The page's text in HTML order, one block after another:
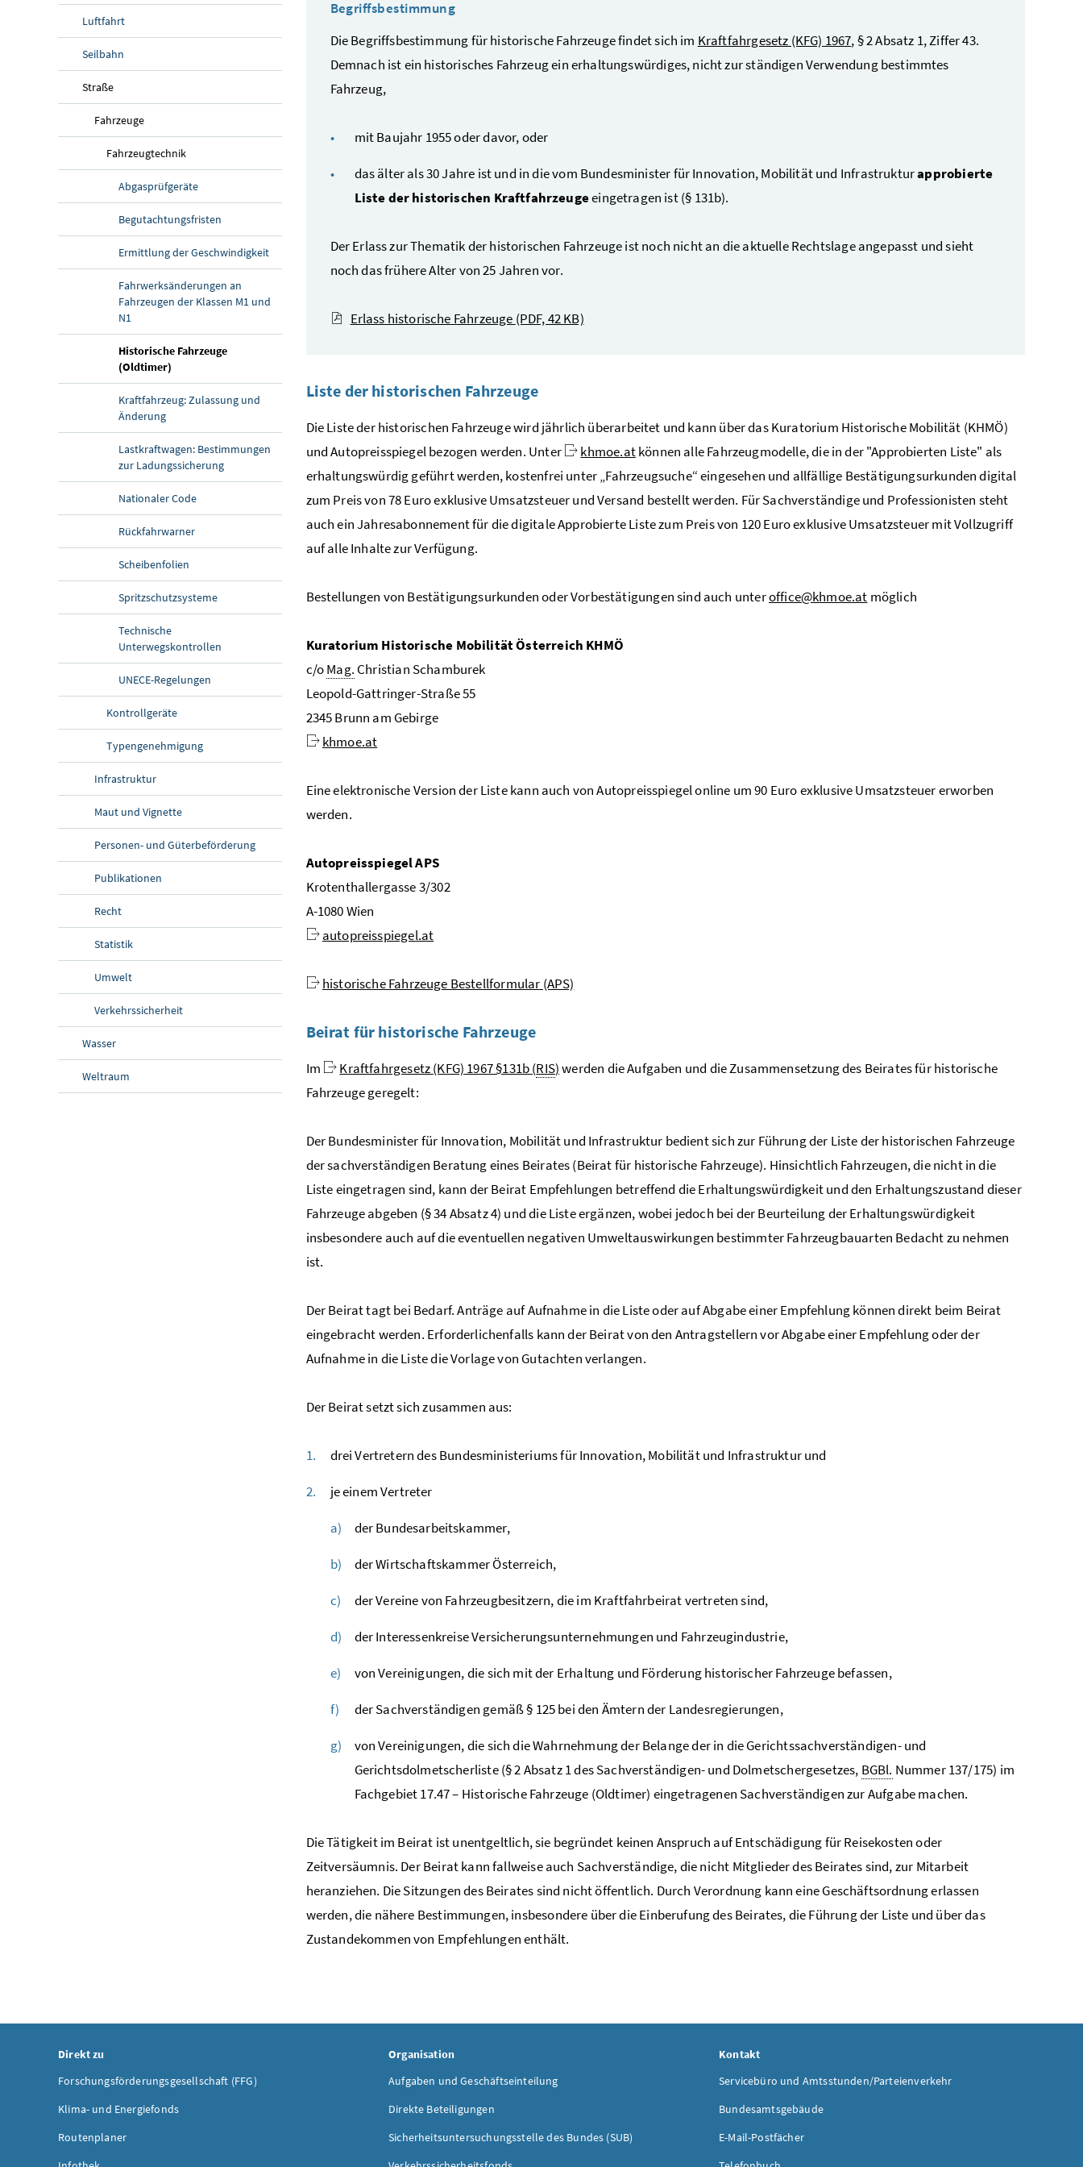
Luftfahrt
Seilbahn
Straße
Fahrzeuge
Fahrzeugtechnik
Abgasprüfgeräte
Begutachtungsfristen
Ermittlung der Geschwindigkeit
Fahrwerksänderungen an
Fahrzeugen der Klassen M1 und
N1
Historische Fahrzeuge
(Oldtimer)(aktuelle Seite)
Kraftfahrzeug: Zulassung und
Änderung
Lastkraftwagen: Bestimmungen
zur Ladungssicherung
Nationaler Code
Rückfahrwarner
Scheibenfolien
Spritzschutzsysteme
Technische
Unterwegskontrollen
UNECE-Regelungen
Kontrollgeräte
Typengenehmigung
Infrastruktur
Maut und Vignette
Personen- und Güterbeförderung
Publikationen
Recht
Statistik
Umwelt
Verkehrssicherheit
Wasser
Weltraum
Begriffsbestimmung
Die Begriffsbestimmung für historische Fahrzeuge findet sich im Kraftfahrgesetz (KFG) 1967, § 2 Absatz 1, Ziffer 43.
Demnach ist ein historisches Fahrzeug ein erhaltungswürdiges, nicht zur ständigen Verwendung bestimmtes
Fahrzeug,
mit Baujahr 1955 oder davor, oder
das älter als 30 Jahre ist und in die vom Bundesminister für Innovation, Mobilität und Infrastrukturapprobierte
Liste der historischen Kraftfahrzeugeeingetragen ist (§ 131b).
Der Erlass zur Thematik der historischen Fahrzeuge ist noch nicht an die aktuelle Rechtslage angepasst und sieht
noch das frühere Alter von 25 Jahren vor.
Erlass historische Fahrzeuge (PDF, 42 KB)
Liste der historischen Fahrzeuge
Die Liste der historischen Fahrzeuge wird jährlich überarbeitet und kann über das Kuratorium Historische Mobilität (KHMÖ)
und Autopreisspiegel bezogen werden. Unter
khmoe.atkönnen alle Fahrzeugmodelle, die in der "Approbierten Liste" als
erhaltungswürdig geführt werden, kostenfrei unter „Fahrzeugsuche“ eingesehen und allfällige Bestätigungsurkunden digital
zum Preis von 78 Euro exklusive Umsatzsteuer und Versand bestellt werden. Für Sachverständige und Professionisten steht
auch ein Jahresabonnement für die digitale Approbierte Liste zum Preis von 120 Euro exklusive Umsatzsteuer mit Vollzugriff
auf alle Inhalte zur Verfügung.
Bestellungen von Bestätigungsurkunden oder Vorbestätigungen sind auch unteroffice@khmoe.at möglich
Kuratorium Historische Mobilität Österreich KHMÖ
c/oMag. Christian Schamburek
Leopold-Gattringer-Straße 55
2345 Brunn am Gebirge
khmoe.at
Eine elektronische Version der Liste kann auch von Autopreisspiegel online um 90 Euro exklusive Umsatzsteuer erworben
werden.
Autopreisspiegel APS
Krotenthallergasse 3/302
A-1080 Wien
autopreisspiegel.at
historische Fahrzeuge Bestellformular (APS)
Beirat für historische Fahrzeuge
Im Kraftfahrgesetz (KFG) 1967 §131b (RIS)werden die Aufgaben und die Zusammensetzung des Beirates für historische
Fahrzeuge geregelt:
Der Bundesminister für Innovation, Mobilität und Infrastruktur bedient sich zur Führung der Liste der historischen Fahrzeuge
der sachverständigen Beratung eines Beirates (Beirat für historische Fahrzeuge). Hinsichtlich Fahrzeugen, die nicht in die
Liste eingetragen sind, kann der Beirat Empfehlungen betreffend die Erhaltungswürdigkeit und den Erhaltungszustand dieser
Fahrzeuge abgeben (§ 34 Absatz 4) und die Liste ergänzen, wobei jedoch bei der Beurteilung der Erhaltungswürdigkeit
insbesondere auch auf die eventuellen negativen Umweltauswirkungen bestimmter Fahrzeugbauarten Bedacht zu nehmen
ist.
Der Beirat tagt bei Bedarf. Anträge auf Aufnahme in die Liste oder auf Abgabe einer Empfehlung können direkt beim Beirat
eingebracht werden. Erforderlichenfalls kann der Beirat von den Antragstellern vor Abgabe einer Empfehlung oder der
Aufnahme in die Liste die Vorlage von Gutachten verlangen.
Der Beirat setzt sich zusammen aus:
drei Vertretern des Bundesministeriums für Innovation, Mobilität und Infrastruktur und
je einem Vertreter
der Bundesarbeitskammer,
der Wirtschaftskammer Österreich,
der Vereine von Fahrzeugbesitzern, die im Kraftfahrbeirat vertreten sind,
der Interessenkreise Versicherungsunternehmungen und Fahrzeugindustrie,
von Vereinigungen, die sich mit der Erhaltung und Förderung historischer Fahrzeuge befassen,
der Sachverständigen gemäß § 125 bei den Ämtern der Landesregierungen,
von Vereinigungen, die sich die Wahrnehmung der Belange der in die Gerichtssachverständigen- und
Gerichtsdolmetscherliste (§ 2 Absatz 1 des Sachverständigen- und Dolmetschergesetzes, BGBl. Nummer 137/175) im
Fachgebiet 17.47 – Historische Fahrzeuge (Oldtimer) eingetragenen Sachverständigen zur Aufgabe machen.
Die Tätigkeit im Beirat ist unentgeltlich, sie begründet keinen Anspruch auf Entschädigung für Reisekosten oder
Zeitversäumnis. Der Beirat kann fallweise auch Sachverständige, die nicht Mitglieder des Beirates sind, zur Mitarbeit
heranziehen. Die Sitzungen des Beirates sind nicht öffentlich. Durch Verordnung kann eine Geschäftsordnung erlassen
werden, die nähere Bestimmungen, insbesondere über die Einberufung des Beirates, die Führung der Liste und über das
Zustandekommen von Empfehlungen enthält.
Direkt zu
Forschungsförderungsgesellschaft (FFG)
Klima- und Energiefonds
Routenplaner
Organisation
Aufgaben und Geschäftseinteilung
Direkte Beteiligungen
Sicherheitsuntersuchungsstelle des Bundes (SUB)
Kontakt
Servicebüro und Amtsstunden/Parteienverkehr
Bundesamtsgebäude
E-Mail-Postfächer